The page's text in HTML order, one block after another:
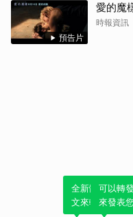
預告片
愛的魔
時報資訊
全新體驗！一
文來輕鬆表達
可以轉
來發表